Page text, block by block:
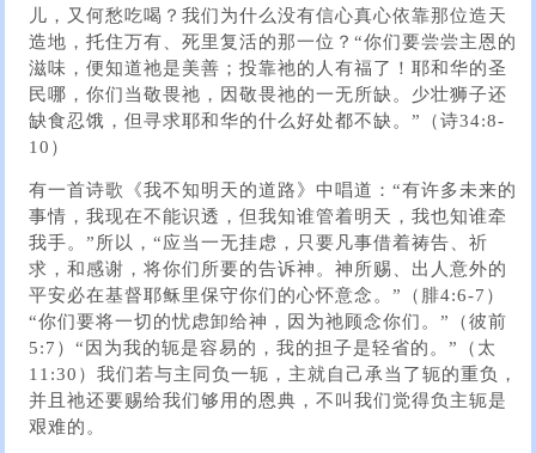
儿，又何愁吃喝？我们为什么没有信心真心依靠那位造天
造地，托住万有、死里复活的那一位？“你们要尝尝主恩的
滋味，便知道祂是美善；投靠祂的人有福了！耶和华的圣
民哪，你们当敬畏祂，因敬畏祂的一无所缺。少壮狮子还
缺食忍饿，但寻求耶和华的什么好处都不缺。”（诗34:8-
10）
有一首诗歌《我不知明天的道路》中唱道：“有许多未来的
事情，我现在不能识透，但我知谁管着明天，我也知谁牵
我手。”所以，“应当一无挂虑，只要凡事借着祷告、祈
求，和感谢，将你们所要的告诉神。神所赐、出人意外的
平安必在基督耶稣里保守你们的心怀意念。”（腓4:6-7）
“你们要将一切的忧虑卸给神，因为祂顾念你们。”（彼前
5:7）“因为我的轭是容易的，我的担子是轻省的。”（太
11:30）我们若与主同负一轭，主就自己承当了轭的重负，
并且祂还要赐给我们够用的恩典，不叫我们觉得负主轭是
艰难的。